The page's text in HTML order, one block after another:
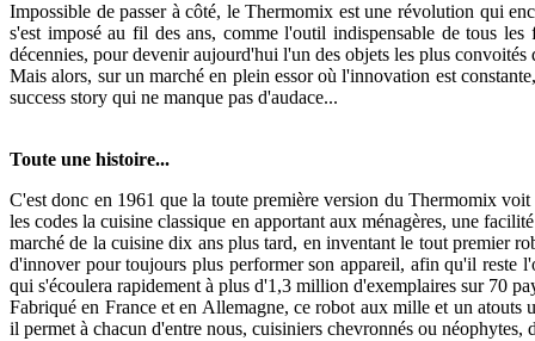
Impossible de passer à côté, le Thermomix est une révolution qui
s'est imposé au fil des ans, comme l'outil indispensable de tous
décennies, pour devenir aujourd'hui l'un des objets les plus convoités
Mais alors, sur un marché en plein essor où l'innovation est
success story qui ne manque pas d'audace...
Toute une histoire...
C'est donc en 1961 que la toute première version du Thermomix
les codes la cuisine classique en apportant aux ménagères, une
marché de la cuisine dix ans plus tard, en inventant le tout premier
d'innover pour toujours plus performer son appareil, afin qu'il reste
qui s'écoulera rapidement à plus d'1,3 million d'exemplaires sur 70
Fabriqué en France et en Allemagne, ce robot aux mille et un
il permet à chacun d'entre nous, cuisiniers chevronnés ou